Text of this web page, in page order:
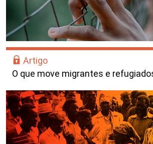
Artigo
O que move migrantes e